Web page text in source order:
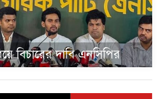
বিচারের দাবি এনসিপির